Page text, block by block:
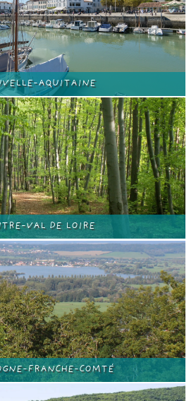
AQUITAINE
VAL DE LOIRE
FRANCHE-COMTÉ